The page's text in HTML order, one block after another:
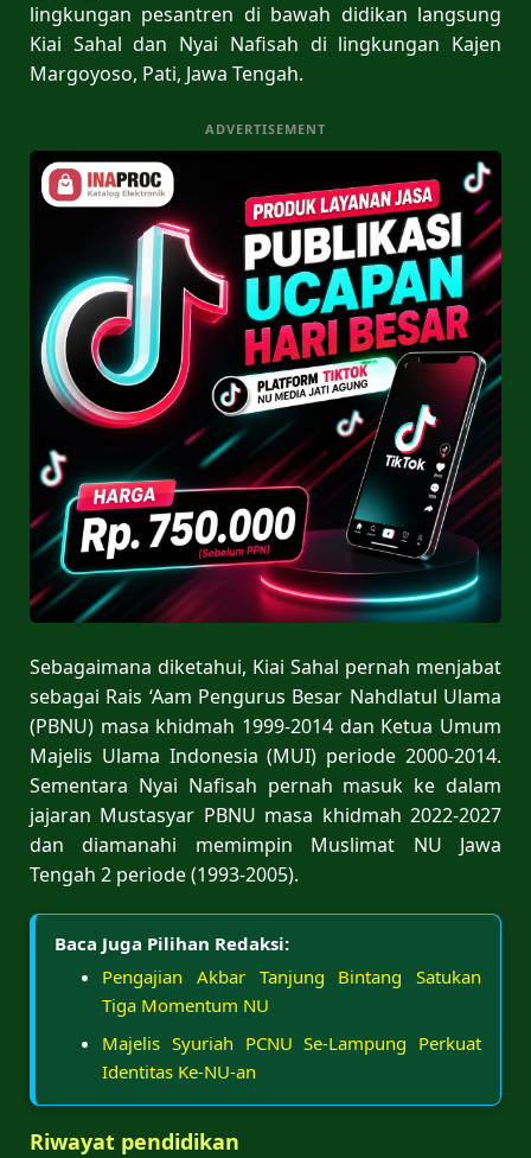
lingkungan pesantren di bawah didikan langsung
Kiai Sahal dan Nyai Nafisah di lingkungan Kajen
Margoyoso, Pati, Jawa Tengah.
ADVERTISEMENT
Sebagaimana diketahui, Kiai Sahal pernah menjabat
sebagai Rais ‘Aam Pengurus Besar Nahdlatul Ulama
(PBNU) masa khidmah 1999-2014 dan Ketua Umum
Majelis Ulama Indonesia (MUI) periode 2000-2014.
Sementara Nyai Nafisah pernah masuk ke dalam
jajaran Mustasyar PBNU masa khidmah 2022-2027
dan diamanahi memimpin Muslimat NU Jawa
Tengah 2 periode (1993-2005).
Baca Juga Pilihan Redaksi:
Pengajian Akbar Tanjung Bintang Satukan
Tiga Momentum NU
Majelis Syuriah PCNU Se-Lampung Perkuat
Identitas Ke-NU-an
Riwayat pendidikan